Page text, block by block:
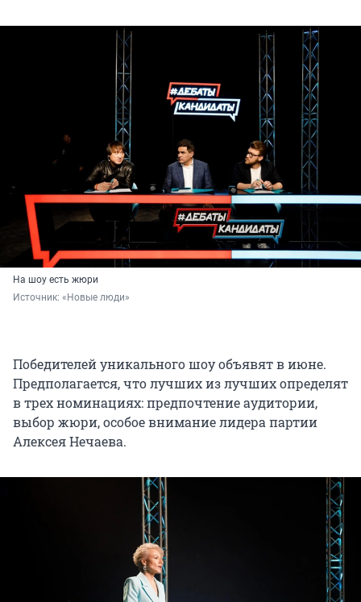
На шоу есть жюри
Источник: «Новые люди»
Победителей уникального шоу объявят в июне.
Предполагается, что лучших из лучших определят
в трех номинациях: предпочтение аудитории,
выбор жюри, особое внимание лидера партии
Алексея Нечаева.